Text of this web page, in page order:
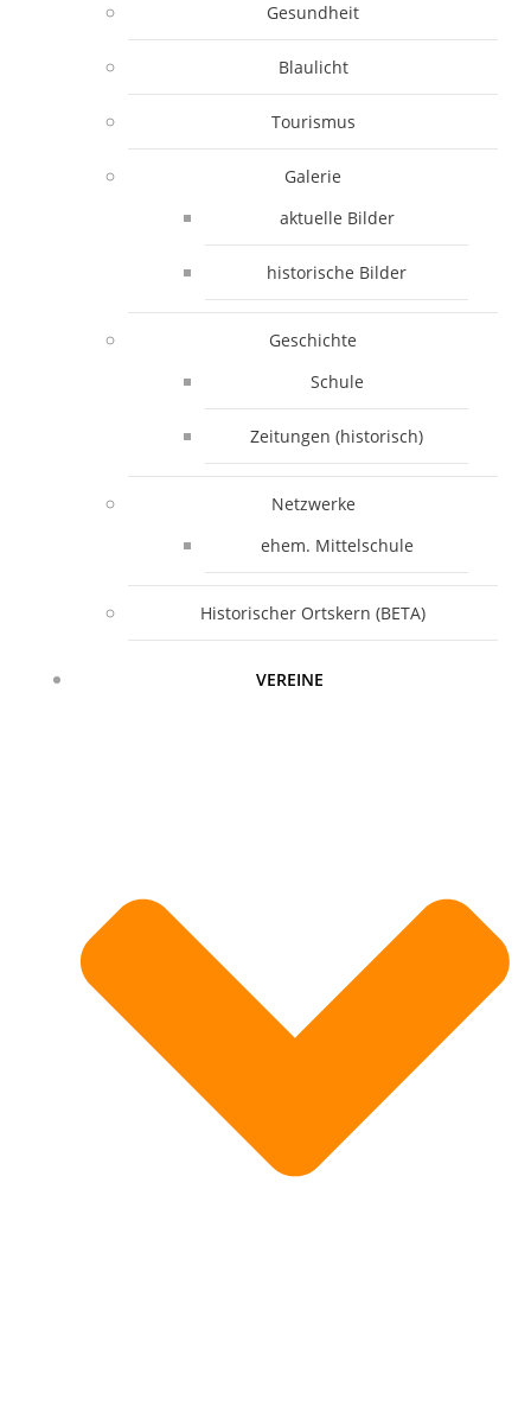
Gesundheit
Blaulicht
Tourismus
Galerie
aktuelle Bilder
historische Bilder
Geschichte
Schule
Zeitungen (historisch)
Netzwerke
ehem. Mittelschule
Historischer Ortskern (BETA)
VEREINE